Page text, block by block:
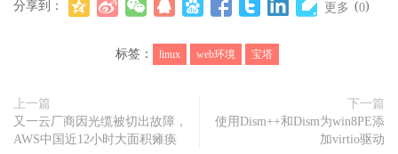
分享到： 更多 (0)
标签： linux web环境 宝塔
上一篇
又一云厂商因光缆被切出故障，
AWS中国近12小时大面积瘫痪
下一篇
使用Dism++和Dism为win8PE添
加virtio驱动